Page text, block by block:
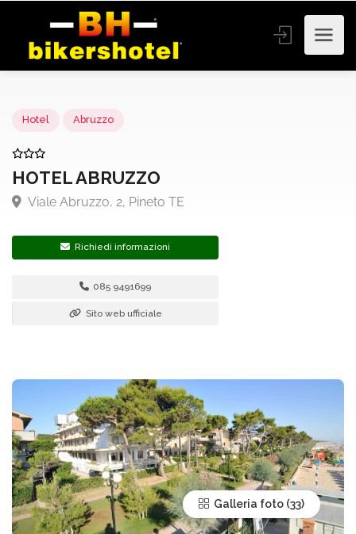
HOTEL ABRUZZO
085 9491699
Galleria foto